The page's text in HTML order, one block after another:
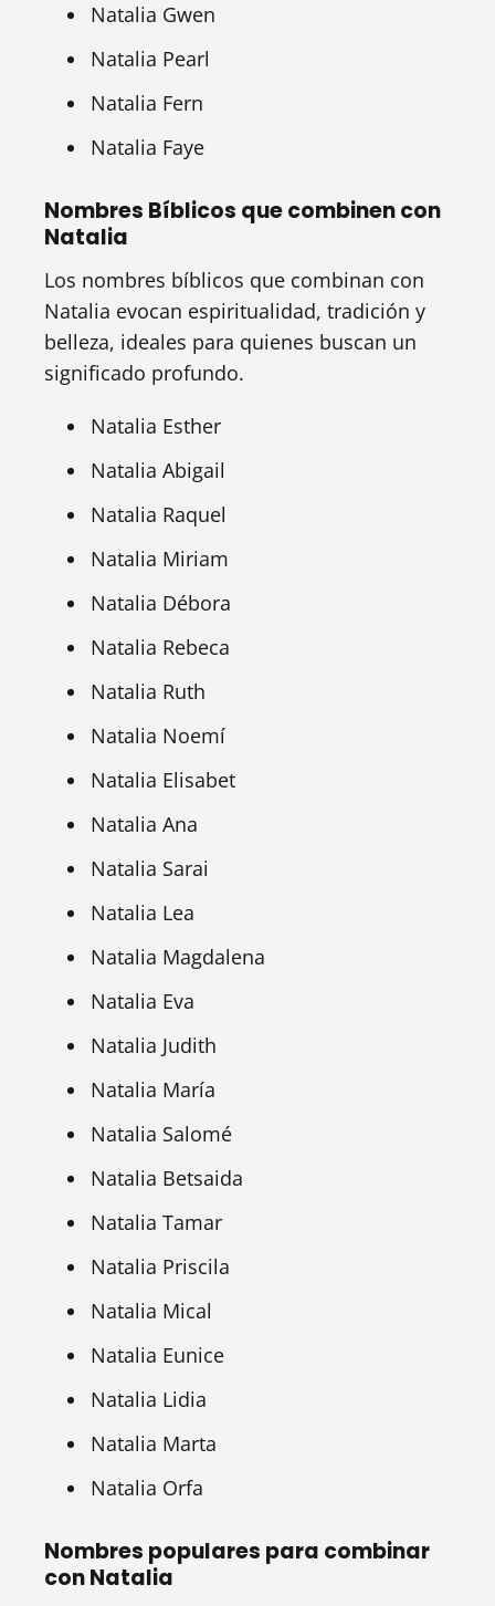
Natalia Gwen
Natalia Pearl
Natalia Fern
Natalia Faye
Nombres Bíblicos que combinen con
Natalia
Los nombres bíblicos que combinan con
Natalia evocan espiritualidad, tradición y
belleza, ideales para quienes buscan un
significado profundo.
Natalia Esther
Natalia Abigail
Natalia Raquel
Natalia Miriam
Natalia Débora
Natalia Rebeca
Natalia Ruth
Natalia Noemí
Natalia Elisabet
Natalia Ana
Natalia Sarai
Natalia Lea
Natalia Magdalena
Natalia Eva
Natalia Judith
Natalia María
Natalia Salomé
Natalia Betsaida
Natalia Tamar
Natalia Priscila
Natalia Mical
Natalia Eunice
Natalia Lidia
Natalia Marta
Natalia Orfa
Nombres populares para combinar
con Natalia